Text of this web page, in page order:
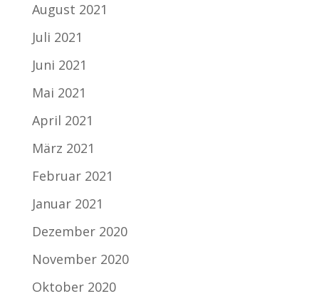
August 2021
Juli 2021
Juni 2021
Mai 2021
April 2021
März 2021
Februar 2021
Januar 2021
Dezember 2020
November 2020
Oktober 2020